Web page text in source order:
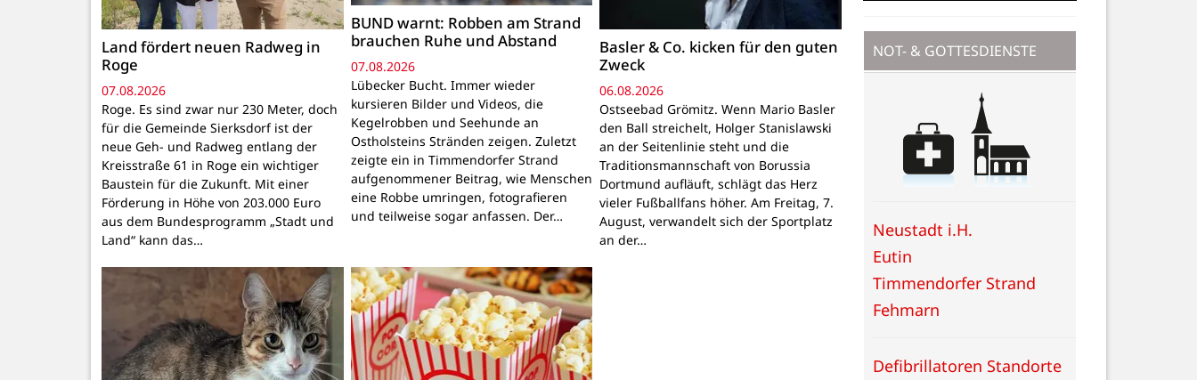
Land fördert neuen Radweg in
Roge
07.08.2026
Roge. Es sind zwar nur 230 Meter, doch
für die Gemeinde Sierksdorf ist der
neue Geh- und Radweg entlang der
Kreisstraße 61 in Roge ein wichtiger
Baustein für die Zukunft. Mit einer
Förderung in Höhe von 203.000 Euro
aus dem Bundesprogramm „Stadt und
Land“ kann das…
BUND warnt: Robben am Strand
brauchen Ruhe und Abstand
07.08.2026
Lübecker Bucht. Immer wieder
kursieren Bilder und Videos, die
Kegelrobben und Seehunde an
Ostholsteins Stränden zeigen. Zuletzt
zeigte ein in Timmendorfer Strand
aufgenommener Beitrag, wie Menschen
eine Robbe umringen, fotografieren
und teilweise sogar anfassen. Der…
Basler & Co. kicken für den guten
Zweck
06.08.2026
Ostseebad Grömitz. Wenn Mario Basler
den Ball streichelt, Holger Stanislawski
an der Seitenlinie steht und die
Traditionsmannschaft von Borussia
Dortmund aufläuft, schlägt das Herz
vieler Fußballfans höher. Am Freitag, 7.
August, verwandelt sich der Sportplatz
an der…
NOT- & GOTTESDIENSTE
Neustadt i.H.
Eutin
Timmendorfer Strand
Fehmarn
Defibrillatoren Standorte